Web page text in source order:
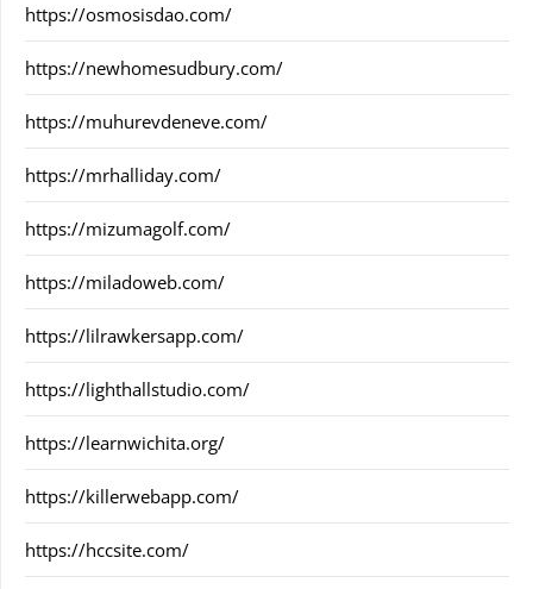
https://osmosisdao.com/
https://newhomesudbury.com/
https://muhurevdeneve.com/
https://mrhalliday.com/
https://mizumagolf.com/
https://miladoweb.com/
https://lilrawkersapp.com/
https://lighthallstudio.com/
https://learnwichita.org/
https://killerwebapp.com/
https://hccsite.com/